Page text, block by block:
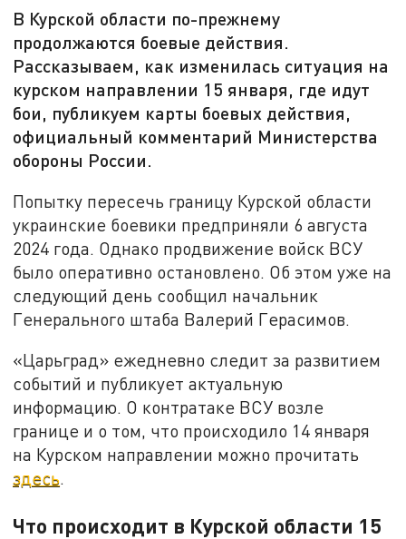
В Курской области по-прежнему
продолжаются боевые действия.
Рассказываем, как изменилась ситуация на
курском направлении 15 января, где идут
бои, публикуем карты боевых действия,
официальный комментарий Министерства
обороны России.
Попытку пересечь границу Курской области
украинские боевики предприняли 6 августа
2024 года. Однако продвижение войск ВСУ
было оперативно остановлено. Об этом уже на
следующий день сообщил начальник
Генерального штаба Валерий Герасимов.
«Царьград» ежедневно следит за развитием
событий и публикует актуальную
информацию. О контратаке ВСУ возле
границе и о том, что происходило 14 января
на Курском направлении можно прочитать
здесь.
Что происходит в Курской области 15